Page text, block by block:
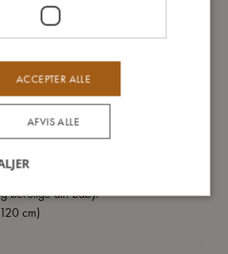
fra vores svøb, der tilbyder komfort
bomuld.
af CERES-0300.
berolige din baby.
cm)
ACCEPTER ALLE
AFVIS ALLE